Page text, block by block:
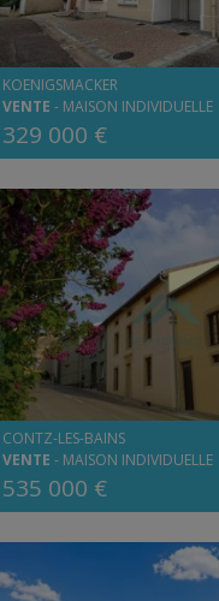
KOENIGSMACKER
VENTE - MAISON INDIVIDUELLE
329 000 €
CONTZ-LES-BAINS
VENTE - MAISON INDIVIDUELLE
535 000 €